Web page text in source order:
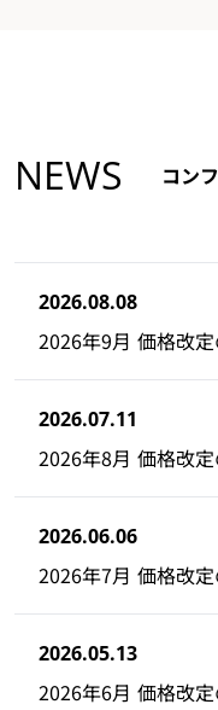
NEWS コン
2026.08.08
2026年9月 価格改
2026.07.11
2026年8月 価格改
2026.06.06
2026年7月 価格改
2026.05.13
2026年6月 価格改